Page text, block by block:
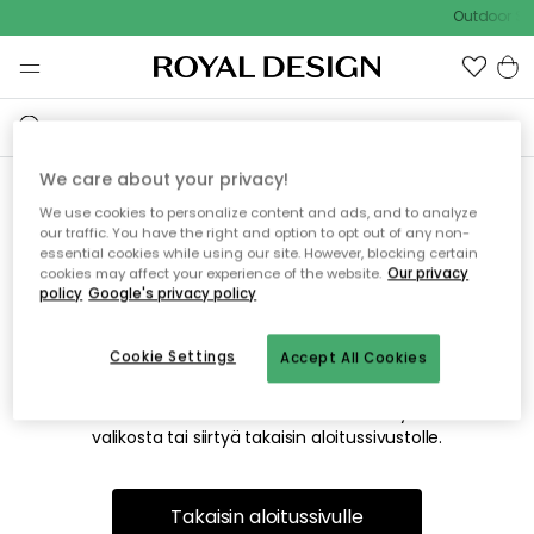
Outdoor
Emme valitettavasti löydä
etsimääsi sivua
Tämä voi johtua siitä, että sivua ei enää ole tai siitä, että se
on siirretty muualle. Pahoittelemme tästä mahdollisesti
valikosta tai siirtyä takaisin aloitussivustolle.
Takaisin aloitussivulle
We care about your privacy!
We use cookies to personalize content and ads, and to analyze
our traffic. You have the right and option to opt out of any non-
essential cookies while using our site. However, blocking certain
cookies may affect your experience of the website. Our privacy
policy Google's privacy policy
Accept All Cookies
Cookie Settings